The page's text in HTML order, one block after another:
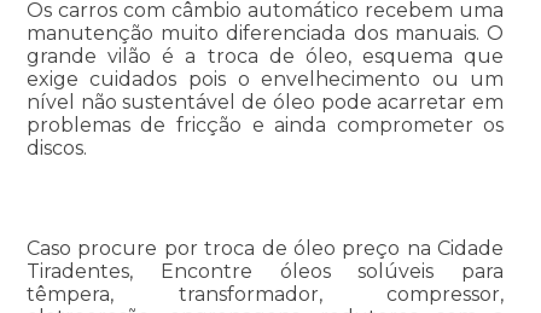
Os carros com câmbio automático recebem uma
manutenção muito diferenciada dos manuais. O
grande vilão é a troca de óleo, esquema que
exige cuidados pois o envelhecimento ou um
nível não sustentável de óleo pode acarretar em
problemas de fricção e ainda comprometer os
discos.
Caso procure por troca de óleo preço na Cidade
Tiradentes, Encontre óleos solúveis para
têmpera, transformador, compressor,